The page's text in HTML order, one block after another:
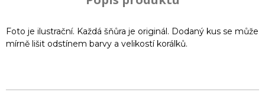
Foto je ilustrační. Každá šňůra je originál. Dodaný kus se může
mírně lišit odstínem barvy a velikostí korálků.